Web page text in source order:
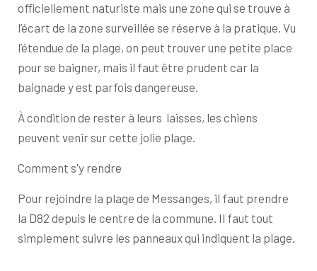
officiellement naturiste mais une zone qui se trouve à
l’écart de la zone surveillée se réserve à la pratique. Vu
l’étendue de la plage, on peut trouver une petite place
pour se baigner, mais il faut être prudent car la
baignade y est parfois dangereuse.
À condition de rester à leurs laisses, les chiens
peuvent venir sur cette jolie plage.
Comment s'y rendre
Pour rejoindre la plage de Messanges, il faut prendre
la D82 depuis le centre de la commune. Il faut tout
simplement suivre les panneaux qui indiquent la plage.